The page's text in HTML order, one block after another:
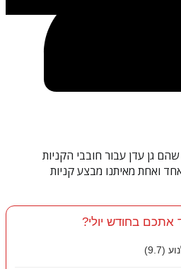
גן עדן עבור חובבי הקניות
ואחת מאיתנו מבצע קניות
אתכם בחודש יולי?
(9.7)